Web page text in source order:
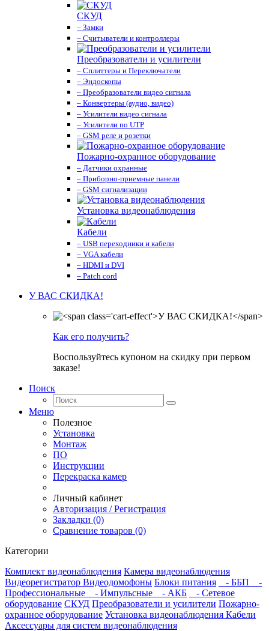
СКУД
– Замки
– Считыватели и контроллеры
Преобразователи и усилители
– Сплиттеры и Переключатели
– Эндоскопы
– Преобразователи видео сигнала
– Конвертеры (аудио, видео)
– Усилители видео сигнала
– Усилители по UTP
– GSM реле и розетки
Пожарно-охранное оборудование
– Датчики охранные
– Приборно-приемные панели
– GSM сигнализации
Установка видеонаблюдения
Кабели
– USB переходники и кабели
– VGA кабели
– HDMI и DVI
– Patch cord
У ВАС СКИДКА!
Как его получить?
Воспользуйтесь купоном на скидку при первом
заказе!
Поиск
Меню
Полезное
Установка
Монтаж
ПО
Инструкции
Перекраска камер
Личный кабинет
Авторизация / Регистрация
Закладки (0)
Сравнение товаров (0)
Категории
Комплект видеонаблюдения Камера видеонаблюдения
Видеорегистратор Видеодомофоны Блоки питания - ББП
-
Профессиональные
- Импульсные - АКБ
- Сетевое
оборудование СКУД Преобразователи и усилители Пожарно-
охранное оборудование Установка видеонаблюдения Кабели
Аксессуары для систем видеонаблюдения